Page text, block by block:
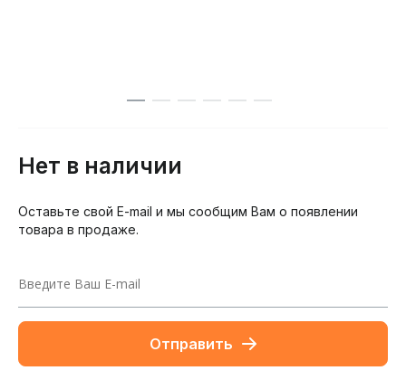
Нет в наличии
Оставьте свой E-mail и мы сообщим Вам о появлении
товара в продаже.
Отправить